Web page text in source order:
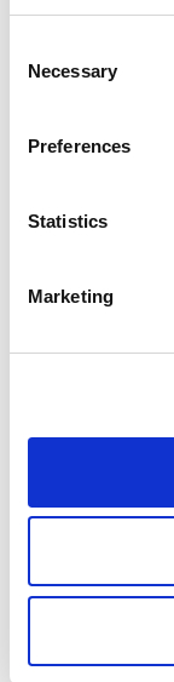
Selection
Necessary
Preferences
Statistics
Marketing
um
Am Stand von
Extrude Hone
teil, um zu